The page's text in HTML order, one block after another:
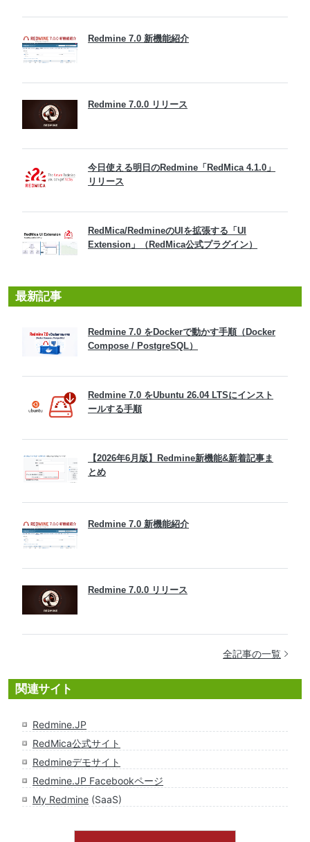
Redmine 7.0 新機能紹介
Redmine 7.0.0 リリース
今日使える明日のRedmine「RedMica 4.1.0」
リリース
RedMica/RedmineのUIを拡張する「UI
Extension」（RedMica公式プラグイン）
最新記事
Redmine 7.0 をDockerで動かす手順（Docker
Compose / PostgreSQL）
Redmine 7.0 をUbuntu 26.04 LTSにインスト
ールする手順
【2026年6月版】Redmine新機能&新着記事ま
とめ
Redmine 7.0 新機能紹介
Redmine 7.0.0 リリース
全記事の一覧
関連サイト
Redmine.JP
RedMica公式サイト
Redmineデモサイト
Redmine.JP Facebookページ
My Redmine (SaaS)